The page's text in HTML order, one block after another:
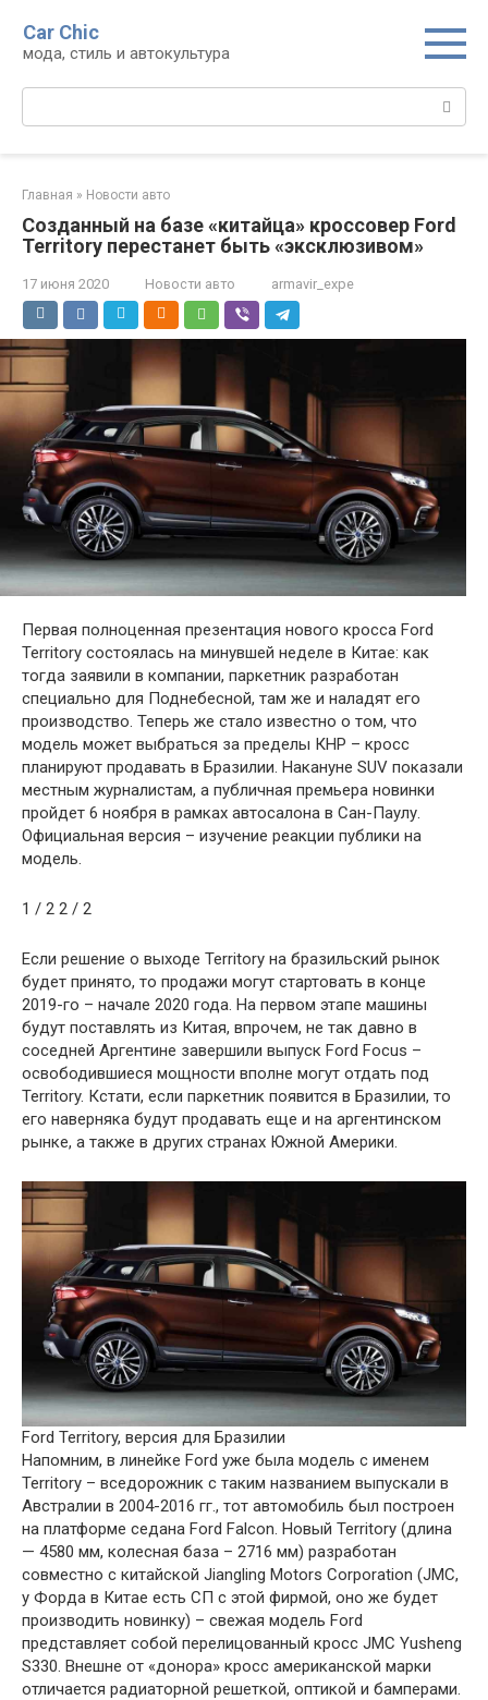
контенту
Car Chic
мода, стиль и автокультура
Поиск:
Главная » Новости авто
Созданный на базе «китайца» кроссовер Ford
Territory перестанет быть «эксклюзивом»
17 июня 2020 Новости авто armavir_expe
Первая полноценная презентация нового кросса Ford
Territory состоялась на минувшей неделе в Китае: как
тогда заявили в компании, паркетник разработан
специально для Поднебесной, там же и наладят его
производство. Теперь же стало известно о том, что
модель может выбраться за пределы КНР – кросс
планируют продавать в Бразилии. Накануне SUV показали
местным журналистам, а публичная премьера новинки
пройдет 6 ноября в рамках автосалона в Сан-Паулу.
Официальная версия – изучение реакции публики на
модель.
1 / 2 2 / 2
Если решение о выходе Territory на бразильский рынок
будет принято, то продажи могут стартовать в конце
2019-го – начале 2020 года. На первом этапе машины
будут поставлять из Китая, впрочем, не так давно в
соседней Аргентине завершили выпуск Ford Focus –
освободившиеся мощности вполне могут отдать под
Territory. Кстати, если паркетник появится в Бразилии, то
его наверняка будут продавать еще и на аргентинском
рынке, а также в других странах Южной Америки.
Ford Territory, версия для Бразилии
Напомним, в линейке Ford уже была модель с именем
Territory – вседорожник с таким названием выпускали в
Австралии в 2004-2016 гг., тот автомобиль был построен
на платформе седана Ford Falcon. Новый Territory (длина
— 4580 мм, колесная база – 2716 мм) разработан
совместно с китайской Jiangling Motors Corporation (JMC,
у Форда в Китае есть СП с этой фирмой, оно же будет
производить новинку) – свежая модель Ford
представляет собой перелицованный кросс JMC Yusheng
S330. Внешне от «донора» кросс американской марки
отличается радиаторной решеткой, оптикой и бамперами.